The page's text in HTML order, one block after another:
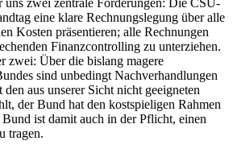
uns zwei zentrale Forderungen: Die CSU-
eine klare Rechnungslegung über alle
Kosten präsentieren; alle Rechnungen
Finanzcontrolling zu unterziehen.
zwei: Über die bislang magere
sind unbedingt Nachverhandlungen
aus unserer Sicht nicht geeigneten
der Bund hat den kostspieligen Rahmen
ist damit auch in der Pflicht, einen
tragen.